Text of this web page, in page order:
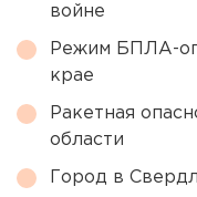
войне
Режим БПЛА-
крае
Ракетная
области
Город в